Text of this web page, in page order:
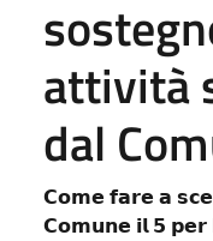
attività
dal
𝗖𝗼𝗺𝗲 𝗳𝗮𝗿𝗲 𝗮
𝗖𝗼𝗺𝘂𝗻𝗲 𝗶𝗹 𝟱 𝗽𝗲𝗿